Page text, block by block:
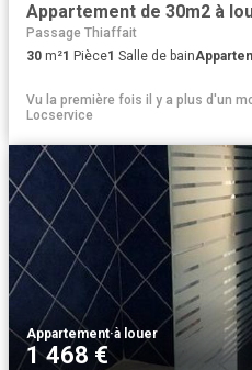
Appartement de 30m2 à
Passage Thiaffait
30 m²1 Pièce1 Salle de bain
Vu la première fois il y a plus d'un
Locservice
Appartement·à louer
1 468 €